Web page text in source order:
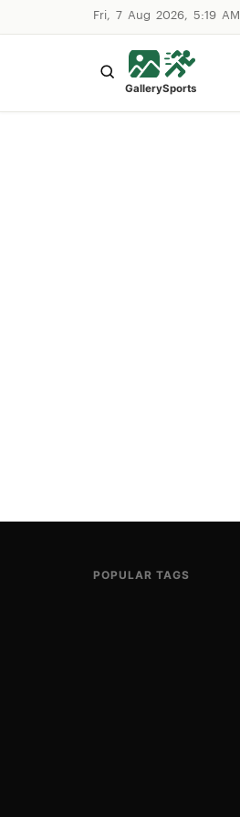
Fri, 7 Aug 2026, 5:19 AM
Sports
Gallery
POPULAR TAGS